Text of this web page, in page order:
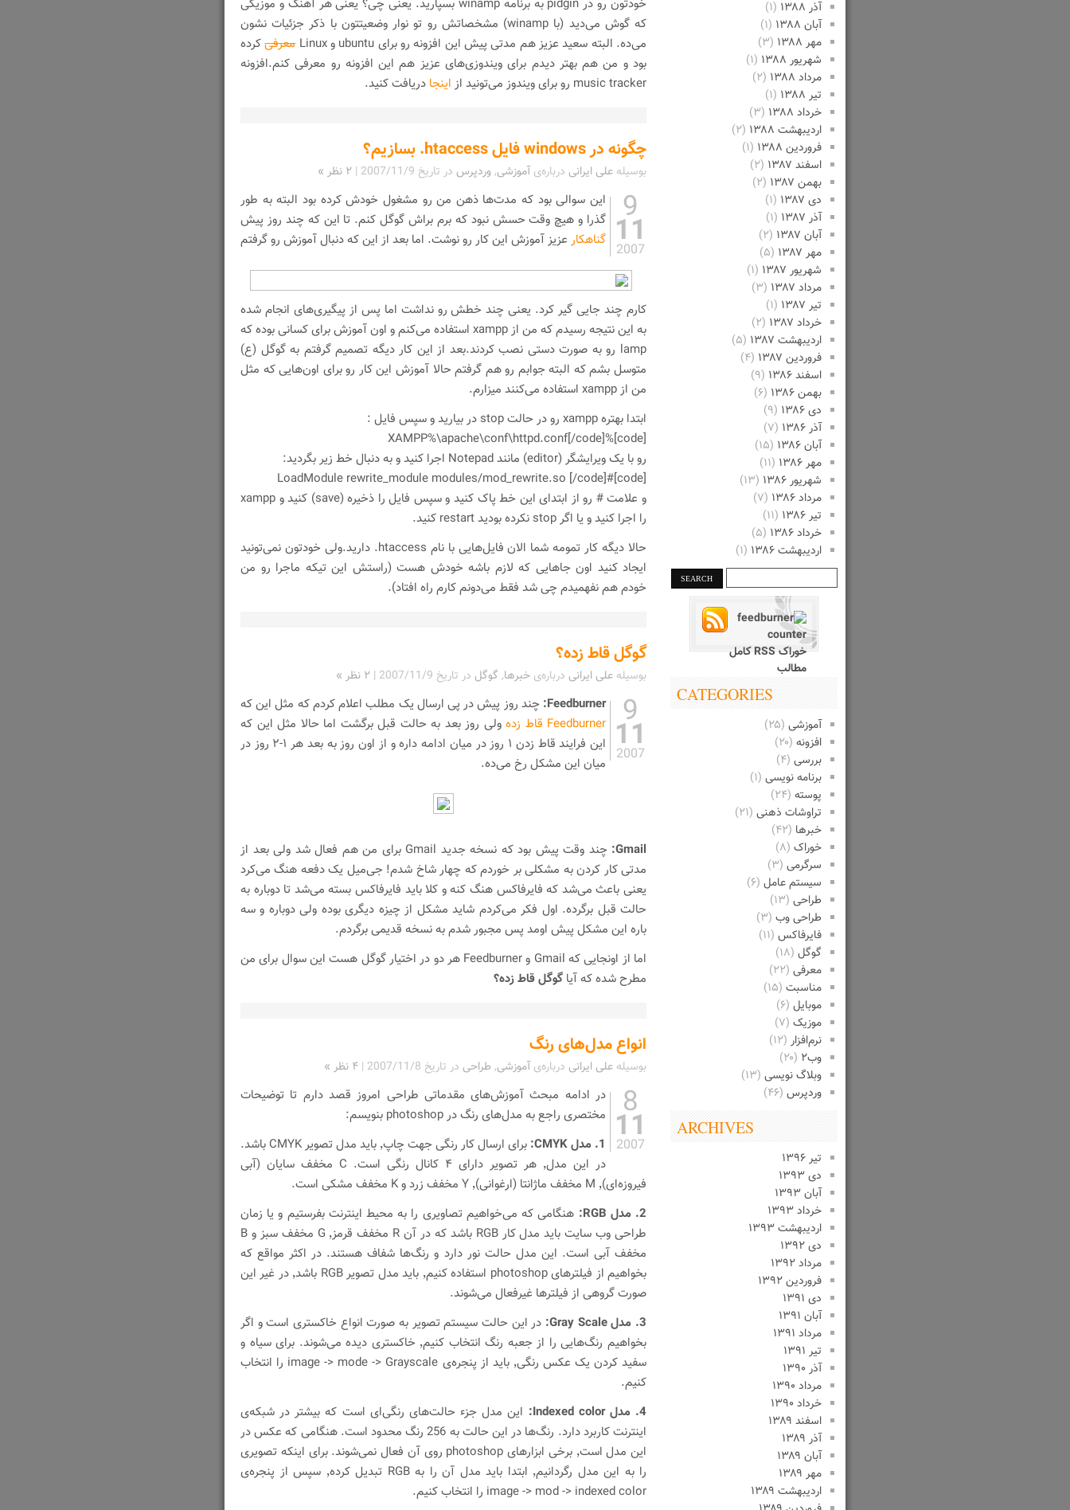
آذر ۱۳۸۸
(۱)
آبان ۱۳۸۸
(۱)
مهر ۱۳۸۸
(۳)
شهریور ۱۳۸۸
(۱)
مرداد ۱۳۸۸
(۲)
تیر ۱۳۸۸
(۱)
خرداد ۱۳۸۸
(۳)
اردیبهشت ۱۳۸۸
(۲)
فروردین ۱۳۸۸
(۱)
اسفند ۱۳۸۷
(۲)
بهمن ۱۳۸۷
(۲)
دی ۱۳۸۷
(۱)
آذر ۱۳۸۷
(۱)
آبان ۱۳۸۷
(۲)
مهر ۱۳۸۷
(۵)
شهریور ۱۳۸۷
(۱)
مرداد ۱۳۸۷
(۳)
تیر ۱۳۸۷
(۱)
خرداد ۱۳۸۷
(۲)
اردیبهشت ۱۳۸۷
(۵)
فروردین ۱۳۸۷
(۴)
اسفند ۱۳۸۶
(۹)
بهمن ۱۳۸۶
(۶)
دی ۱۳۸۶
(۹)
آذر ۱۳۸۶
(۷)
آبان ۱۳۸۶
(۱۵)
مهر ۱۳۸۶
(۱۱)
شهریور ۱۳۸۶
(۱۳)
مرداد ۱۳۸۶
(۷)
تیر ۱۳۸۶
(۱۱)
خرداد ۱۳۸۶
(۵)
اردیبهشت ۱۳۸۶
(۱)
خوراک RSS کامل
مطالب
CATEGORIES
آموزشی (۲۵)
افزونه (۲۰)
بررسی (۴)
برنامه نویسی (۱)
پوسته (۲۴)
تراوشات ذهنی (۲۱)
خبرها (۴۲)
خوراک (۸)
سرگرمی (۳)
سیستم عامل (۶)
طراحی (۱۳)
طراحی وب (۳)
فایرفاکس (۱۱)
گوگل (۱۸)
معرفی (۲۲)
مناسبت (۱۵)
موبایل (۶)
موزیک (۷)
نرم‌افزار (۱۲)
وب۲ (۲۰)
وبلاگ نویسی (۱۳)
وردپرس (۴۶)
ARCHIVES
تیر ۱۳۹۶
دی ۱۳۹۳
آبان ۱۳۹۳
خرداد ۱۳۹۳
اردیبهشت ۱۳۹۳
دی ۱۳۹۲
مرداد ۱۳۹۲
فروردین ۱۳۹۲
دی ۱۳۹۱
آبان ۱۳۹۱
مرداد ۱۳۹۱
تیر ۱۳۹۱
آذر ۱۳۹۰
مرداد ۱۳۹۰
خرداد ۱۳۹۰
اسفند ۱۳۸۹
آذر ۱۳۸۹
آبان ۱۳۸۹
مهر ۱۳۸۹
اردیبهشت ۱۳۸۹
خودتون رو در pidgin به برنامه winamp بسپارید. یعنی چی؟ یعنی هر آهنگ و موزیکی
که گوش می‌دید (با winamp) مشخصاتش رو تو نوار وضعیتتون با ذکر جزئیات نشون
می‌ده. البته سعید عزیز هم مدتی پیش این افزونه رو برای ubuntu و Linux
معرفیکرده
بود و من هم بهتر دیدم برای ویندوزی‌های عزیز هم این افزونه رو معرفی کنم.افزونه
music tracker رو برای ویندوز می‌تونید از
اینجا دریافت کنید.
چگونه در windows فایل htaccess. بسازیم؟
بوسیله علی ایرانی درباره‌یآموزشی,وردپرس در تاریخ 2007/11/9
| ۲ نظر »
9
11
2007
این سوالی بود که مدت‌ها ذهن من رو مشغول خودش کرده بود البته به طور
گذرا و هیچ وقت حسش نبود که برم براش گوگل کنم. تا این که چند روز پیش
گناهکار عزیز آموزش این کار رو نوشت. اما بعد از این که دنبال آموزش رو گرفتم
کارم چند جایی گیر کرد. یعنی چند خطش رو نداشت اما پس از پیگیری‌های انجام شده
به این نتیجه رسیدم که من از xampp استفاده می‌کنم و اون آموزش برای کسانی بوده که
lamp رو به صورت دستی نصب کردند.بعد از این کار دیگه تصمیم گرفتم به گوگل (ع)
متوسل بشم که البته جوابم رو هم گرفتم حالا آموزش این کار رو برای اون‌هایی که مثل
من از xampp استفاده می‌کنند میزارم.
ابتدا بهتره xampp رو در حالت stop در بیارید و سپس فایل :
[code]%XAMPP%\apache\conf\httpd.conf[/code]
رو با یک ویرایشگر (editor) مانند Notepad اجرا کنید و به دنبال خط زیر بگردید:
[code]#LoadModule rewrite_module modules/mod_rewrite.so [/code]
و علامت # رو از ابتدای این خط پاک کنید و سپس فایل را ذخیره (save) کنید و xampp
را اجرا کنید و یا اگر stop نکرده بودید restart کنید.
حالا دیگه کار تمومه شما الان فایل‌هایی با نام .htaccess دارید.ولی خودتون نمی‌تونید
ایجاد کنید اون جاهایی که لازم باشه خودش هست (راستش این تیکه ماجرا رو من
خودم هم نفهمیدم چی شد فقط می‌دونم کارم راه افتاد).
گوگل قاط زده؟
بوسیله علی ایرانی درباره‌ی خبرها, گوگل در تاریخ 2007/11/9
| ۲ نظر »
9
11
2007
Feedburner: چند روز پیش در پی ارسال یک مطلب اعلام کردم که مثل این که
Feedburner قاط زده
ولی روز بعد به حالت قبل برگشت اما حالا مثل این که
این فرایند قاط زدن ۱ روز در میان ادامه داره و از اون روز به بعد هر ۱-۲ روز در
میان این مشکل رخ می‌ده.
Gmail:
چند وقت پیش بود که نسخه جدید Gmail برای من هم فعال شد ولی بعد از
مدتی کار کردن به مشکلی بر خوردم که چهار شاخ شدم! جی‌میل یک دفعه هنگ می‌کرد
یعنی باعث می‌شد که فایرفاکس هنگ کنه و کلا باید فایرفاکس بسته می‌شد تا دوباره به
حالت قبل برگرده. اول فکر می‌کردم شاید مشکل از چیزه دیگری بوده ولی دوباره و سه
باره این مشکل پیش اومد پس مجبور شدم به نسخه قدیمی برگردم.
اما از اونجایی که Gmail و Feedburner هر دو در اختیار گوگل هست این سوال برای من
مطرح شده که آیا گوگل قاط زده؟
انواع مدل‌های رنگ
بوسیله علی ایرانی درباره‌یآموزشی, طراحی در تاریخ 2007/11/8
| ۴ نظر »
8
11
2007
در ادامه مبحث آموزش‌های مقدماتی طراحی امروز قصد دارم تا توضیحات
مختصری راجع به مدل‌های رنگ در photoshop بنویسم:
1. مدل CMYK:
برای ارسال کار رنگی جهت چاپ٬ باید مدل تصویر CMYK باشد.
در این مدل٬ هر تصویر دارای ۴ کانال رنگی است. C مخفف سایان (آبی
فیروزه‌ای)٬ M مخفف ماژانتا (ارغوانی)٬ Y مخفف زرد و K مخفف مشکی است.
2. مدل RGB:
هنگامی که می‌خواهیم تصاویری را به محیط اینترنت بفرستیم و یا زمان
طراحی وب سایت باید مدل کار RGB باشد که در آن R مخفف قرمز٬ G مخفف سبز و B
مخفف آبی است. این مدل حالت نور دارد و رنگ‌ها شفاف هستند. در اکثر مواقع که
بخواهیم از فیلتر‌های photoshop استفاده کنیم٬ باید مدل تصویر RGB باشد٬ در غیر این
صورت گروهی از فیلتر‌ها غیرفعال می‌شوند.
3. مدل Gray Scale:
در این حالت سیستم تصویر به صورت انواع خاکستری است و اگر
بخواهیم رنگ‌هایی را از جعبه رنگ انتخاب کنیم٬ خاکستری دیده می‌شوند. برای سیاه و
سفید کردن یک عکس رنگی٬ باید از پنجره‌ی image -> mode -> Grayscale را انتخاب
کنیم.
4. مدل Indexed color:
این مدل جزء حالت‌های رنگی‌ای است که بیشتر در شبکه‌ی
اینترنت کاربرد دارد. رنگ‌ها در این حالت به 256 رنگ محدود است. هنگامی که عکس در
این مدل است٬ برخی ابزار‌های photoshop روی آن فعال نمی‌شوند. برای اینکه تصویری
را به این مدل رگردانیم٬ ابتدا باید مدل آن را به RGB تبدیل کرده٬ سپس از پنجره‌ی
image -> mod -> indexed color را انتخاب کنیم.